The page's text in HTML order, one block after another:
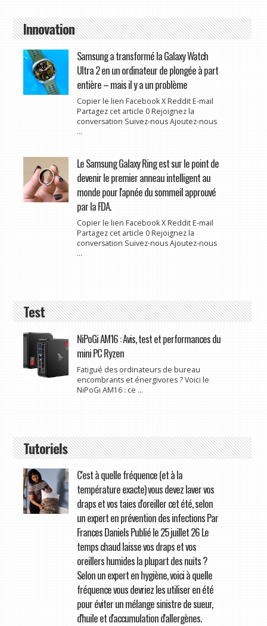
Innovation
Samsung a transformé la Galaxy Watch
Ultra 2 en un ordinateur de plongée à part
entière – mais il y a un problème
Copier le lien Facebook X Reddit E-mail
Partagez cet article 0 Rejoignez la
conversation Suivez-nous Ajoutez-nous
...
Le Samsung Galaxy Ring est sur le point de
devenir le premier anneau intelligent au
monde pour l'apnée du sommeil approuvé
par la FDA.
Copier le lien Facebook X Reddit E-mail
Partagez cet article 0 Rejoignez la
conversation Suivez-nous Ajoutez-nous
...
Test
NiPoGi AM16 : Avis, test et performances du
mini PC Ryzen
Fatigué des ordinateurs de bureau
encombrants et énergivores ? Voici le
NiPoGi AM16 : ce ...
Tutoriels
C'est à quelle fréquence (et à la
température exacte) vous devez laver vos
draps et vos taies d'oreiller cet été, selon
un expert en prévention des infections Par
Frances Daniels Publié le 25 juillet 26 Le
temps chaud laisse vos draps et vos
oreillers humides la plupart des nuits ?
Selon un expert en hygiène, voici à quelle
fréquence vous devriez les utiliser en été
pour éviter un mélange sinistre de sueur,
d'huile et d'accumulation d'allergènes.